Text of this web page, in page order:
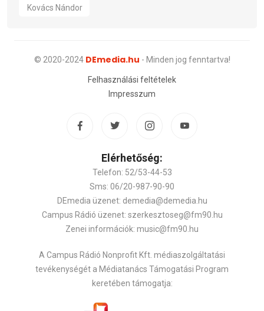
Kovács Nándor
© 2020-2024 DEmedia.hu - Minden jog fenntartva!
Felhasználási feltételek
Impresszum
Elérhetőség:
Telefon: 52/53-44-53
Sms: 06/20-987-90-90
DEmedia üzenet: demedia@demedia.hu
Campus Rádió üzenet: szerkesztoseg@fm90.hu
Zenei információk: music@fm90.hu
A Campus Rádió Nonprofit Kft. médiaszolgáltatási
tevékenységét a Médiatanács Támogatási Program
keretében támogatja: